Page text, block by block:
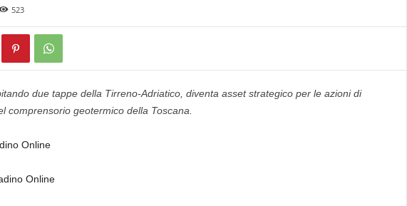
523
due tappe della Tirreno-Adriatico, diventa asset strategico per le azioni di
comprensorio geotermico della Toscana.
Online
Online